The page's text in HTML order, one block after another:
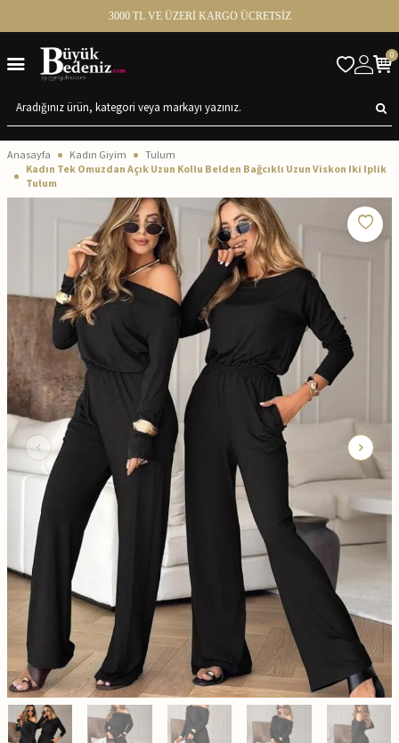
3000 TL VE ÜZERİ KARGO ÜCRETSİZ
0
Anasayfa Kadın Giyim
Tulum
Kadın Tek Omuzdan Açık Uzun Kollu Belden Bağcıklı Uzun Viskon Iki Iplik
Tulum